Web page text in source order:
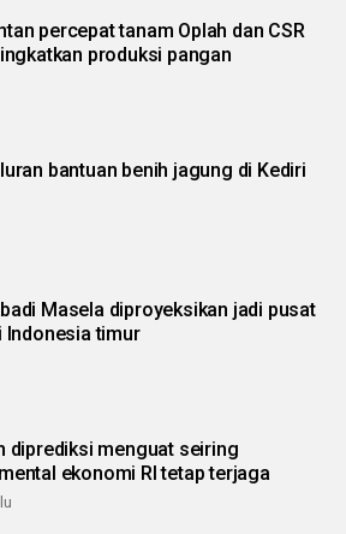
percepat tanam Oplah dan CSR
produksi pangan
bantuan benih jagung di Kediri
Masela diproyeksikan jadi pusat
Indonesia timur
diprediksi menguat seiring
ekonomi RI tetap terjaga